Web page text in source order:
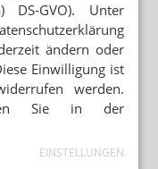
GVO). Unter
ändern oder
Einwilligung ist
werden.
Sie in der
EINSTELLUNGEN